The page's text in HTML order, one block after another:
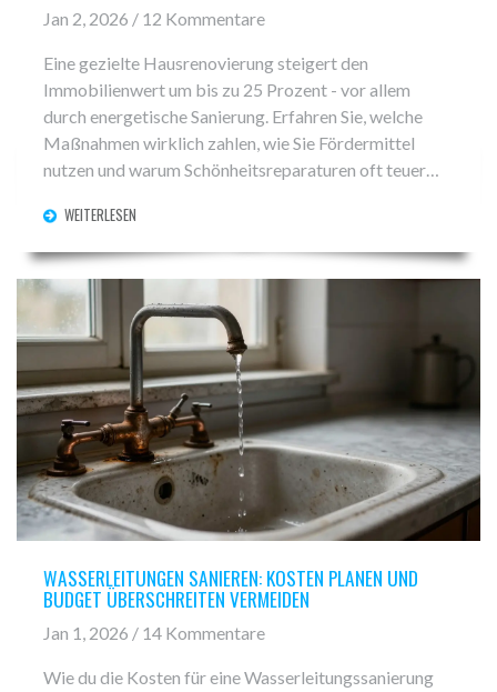
Jan 2, 2026 / 12 Kommentare
Eine gezielte Hausrenovierung steigert den
Immobilienwert um bis zu 25 Prozent - vor allem
durch energetische Sanierung. Erfahren Sie, welche
Maßnahmen wirklich zahlen, wie Sie Fördermittel
nutzen und warum Schönheitsreparaturen oft teuer
WEITERLESEN
WASSERLEITUNGEN SANIEREN: KOSTEN PLANEN UND
BUDGET ÜBERSCHREITEN VERMEIDEN
Jan 1, 2026 / 14 Kommentare
Wie du die Kosten für eine Wasserleitungssanierung